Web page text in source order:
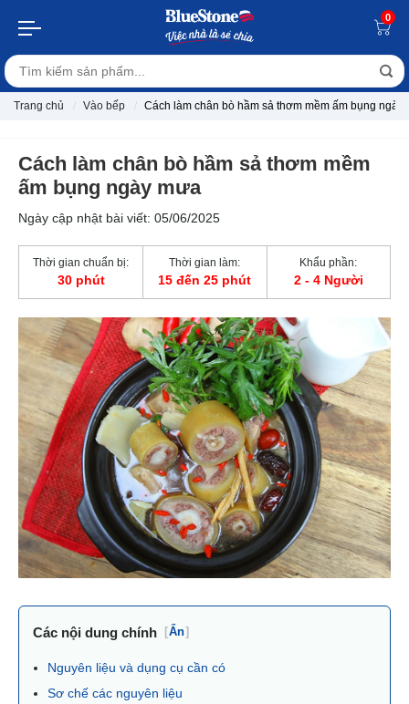
0
Trang chủ Vào bếp Cách làm chân bò hầm sả thơm mềm ấm bụng ngày
Cách làm chân bò hầm sả thơm mềm
ấm bụng ngày mưa
Ngày cập nhật bài viết: 05/06/2025
Thời gian chuẩn bị:
30 phút
Thời gian làm:
15 đến 25 phút
Khẩu phần:
2 - 4 Người
Các nội dung chính [Ẩn]
Nguyên liệu và dụng cụ cần có
Sơ chế các nguyên liệu